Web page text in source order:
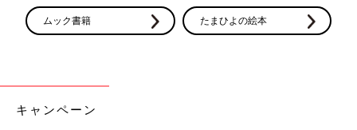
ムック書籍 たまひよの絵本
キャンペーン